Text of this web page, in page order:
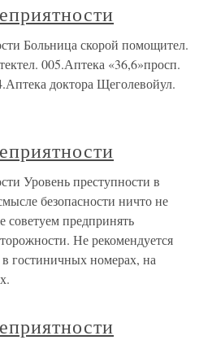
Больница скорой помощител.
005.Аптека «36,6»просп.
доктора Щеголевойул.
Уровень преступности в
безопасности ничто не
советуем предпринять
Не рекомендуется
гостиничных номерах, на